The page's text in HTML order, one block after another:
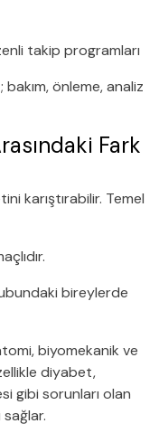
takip programları
önleme, analiz
Fark
karıştırabilir. Temel
bireylerde
biyomekanik ve
diyabet,
gibi sorunları olan